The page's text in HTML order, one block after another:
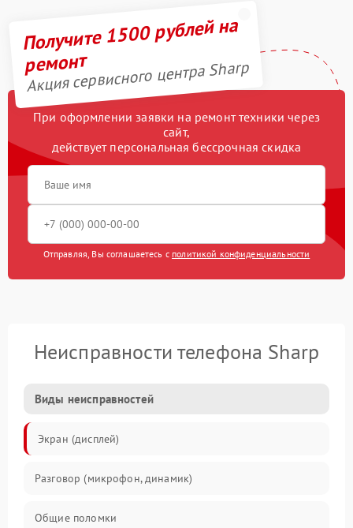
Получите 1500 рублей на
ремонт
Акция сервисного центра Sharp
При оформлении заявки на ремонт техники через
сайт,
действует персональная бессрочная скидка
Отправляя, Вы соглашаетесь с политикой конфиденциальности
Неисправности телефона Sharp
Виды неисправностей
Экран (дисплей)
Разговор (микрофон, динамик)
Общие поломки